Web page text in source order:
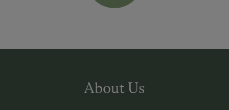
About Us